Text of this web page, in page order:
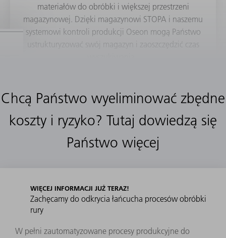
Chcą Państwo wyeliminować zbędne
koszty i ryzyko? Tutaj dowiedzą się
Państwo więcej
WIĘCEJ INFORMACJI JUŻ TERAZ!
Zachęcamy do odkrycia łańcucha procesów obróbki
rury
W pełni zautomatyzowane procesy produkcyjne do
materiałów do obróbki i większej przestrzeni
magazynowej. Dzięki magazynowi STOPA i naszemu
systemowi kontroli produkcji Oseon mogą Państwo
ustrukturyzować swój magazyn i zaoszczędzić czas
rur?